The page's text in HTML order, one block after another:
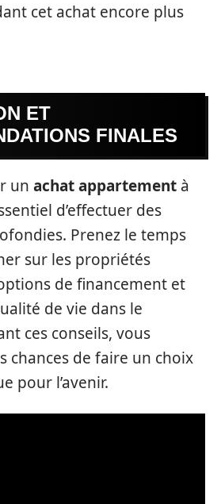
cet achat encore plus
ET
FINALES
un achat appartement à
d’effectuer des
Prenez le temps
sur les propriétés
de financement et
de vie dans le
ces conseils, vous
chances de faire un choix
pour l’avenir.